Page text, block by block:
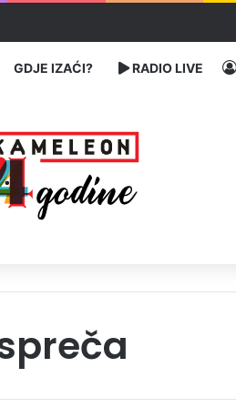
centar Srebrenica
GDJE IZAĆI? RADIO LIVE